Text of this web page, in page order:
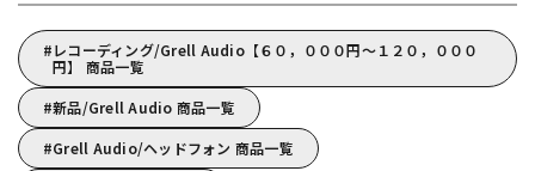
レコーディング/Grell Audio【６０，０００円～１２０，０００
円】 商品一覧
新品/Grell Audio 商品一覧
Grell Audio/ヘッドフォン 商品一覧